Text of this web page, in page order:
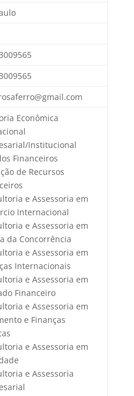
Econômica
Institucional
Financeiros
de Recursos
e Assessoria em
Internacional
e Assessoria em
da Concorrência
e Assessoria em
Internacionais
e Assessoria em
Financeiro
e Assessoria em
e Finanças
e Assessoria em
e Assessoria